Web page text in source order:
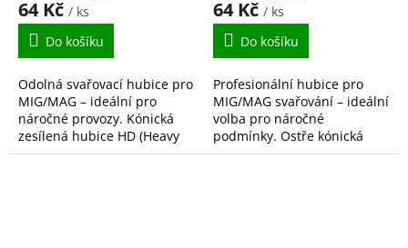
64 Kč / ks
Do košíku
Odolná svařovací hubice pro
MIG/MAG – ideální pro
náročné provozy. Kónická
zesílená hubice HD (Heavy
Duty) s označením 250B3101
64 Kč / ks
Do košíku
Profesionální hubice pro
MIG/MAG svařování – ideální
volba pro náročné
podmínky. Ostře kónická
hubice s mosazným